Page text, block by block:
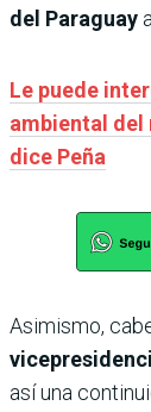
del Paraguay
Le puede
ambiental del
dice Peña
Asimismo,
así una